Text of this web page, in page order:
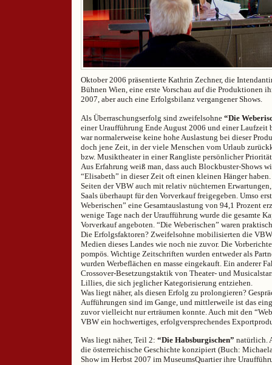
Oktober 2006 präsentierte Kathrin Zechner, die
Bühnen Wien, eine erste Vorschau auf die Produktionen
2007, aber auch eine Erfolgsbilanz vergangener Shows.
Als Überraschungserfolg sind zweifelsohne “Die
einer Uraufführung Ende August 2006 und einer Laufzeit
war normalerweise keine hohe Auslastung bei dieser
doch jene Zeit, in der viele Menschen vom Urlaub
bzw. Musiktheater in einer Rangliste persönlicher
Aus Erfahrung weiß man, dass auch Blockbuster-Shows
“Elisabeth” in dieser Zeit oft einen kleinen Hänger
Seiten der VBW auch mit relativ nüchternen
Saals überhaupt für den Vorverkauf freigegeben. Umso
Weberischen” eine Gesamtauslastung von 94,1 Prozent
wenige Tage nach der Uraufführung wurde die gesamte
Vorverkauf angeboten. “Die Weberischen” waren
Die Erfolgsfaktoren? Zweifelsohne mobilisierten die
Medien dieses Landes wie noch nie zuvor. Die
pompös. Wichtige Zeitschriften wurden entweder als
wurden Werbeflächen en masse eingekauft. Ein anderer
Crossover-Besetzungstaktik von Theater- und
Lillies, die sich jeglicher Kategorisierung entziehen.
Was liegt näher, als diesen Erfolg zu prolongieren?
Aufführungen sind im Gange, und mittlerweile ist das
zuvor vielleicht nur erträumen konnte. Auch mit den
VBW ein hochwertiges, erfolgversprechendes
Was liegt näher, Teil 2: “Die Habsburgischen” natürlich.
die österreichische Geschichte konzipiert (Buch:
Show im Herbst 2007 im MuseumsQuartier ihre